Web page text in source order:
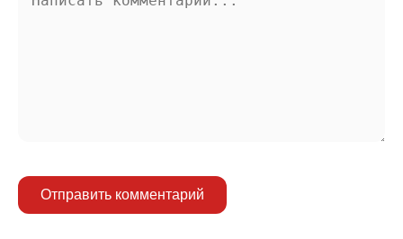
Отправить комментарий